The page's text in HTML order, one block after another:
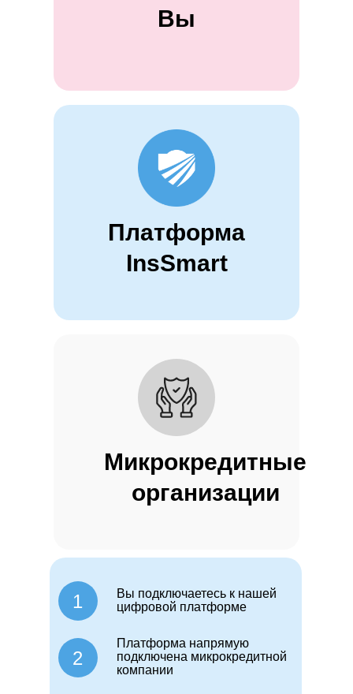
Вы
Платформа
InsSmart
Микрокредитные
организации
1
Вы подключаетесь к нашей
цифровой платформе
2
Платформа напрямую
подключена микрокредитной
компании